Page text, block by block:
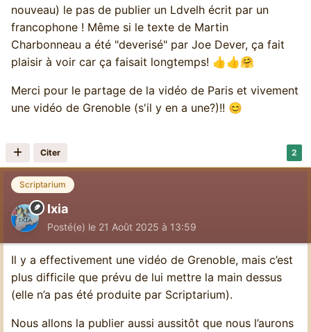
nouveau) le pas de publier un Ldvelh écrit par un
francophone ! Même si le texte de Martin
Charbonneau a été "deverisé" par Joe Dever, ça fait
plaisir à voir car ça faisait longtemps! 👍 👍🤗
Merci pour le partage de la vidéo de Paris et vivement
une vidéo de Grenoble (s'il y en a une?)!! 😊
2
Citer
Scriptarium
Ixia
Posté(e) le 21 Août 2025 à 13:59
Il y a effectivement une vidéo de Grenoble, mais c’est
plus difficile que prévu de lui mettre la main dessus
(elle n’a pas été produite par Scriptarium).
Nous allons la publier aussi aussitôt que nous l’aurons